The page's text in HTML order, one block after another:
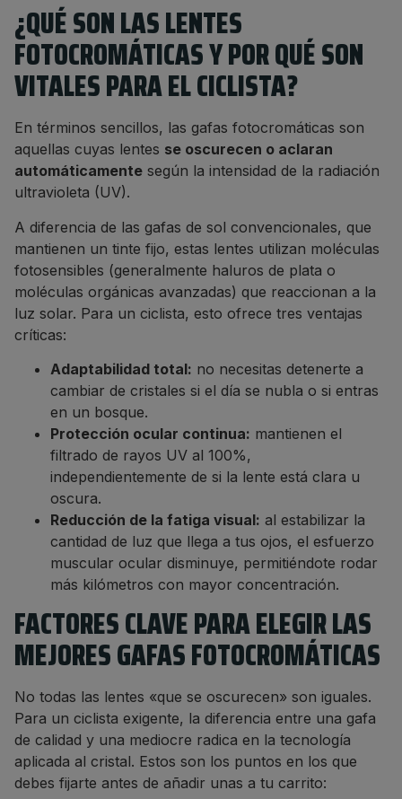
¿QUÉ SON LAS LENTES
FOTOCROMÁTICAS Y POR QUÉ SON
VITALES PARA EL CICLISTA?
En términos sencillos, las gafas fotocromáticas son
aquellas cuyas lentes se oscurecen o aclaran
automáticamente según la intensidad de la radiación
ultravioleta (UV).
A diferencia de las gafas de sol convencionales, que
mantienen un tinte fijo, estas lentes utilizan moléculas
fotosensibles (generalmente haluros de plata o
moléculas orgánicas avanzadas) que reaccionan a la
luz solar. Para un ciclista, esto ofrece tres ventajas
críticas:
Adaptabilidad total: no necesitas detenerte a
cambiar de cristales si el día se nubla o si entras
en un bosque.
Protección ocular continua: mantienen el
filtrado de rayos UV al 100%,
independientemente de si la lente está clara u
oscura.
Reducción de la fatiga visual: al estabilizar la
cantidad de luz que llega a tus ojos, el esfuerzo
muscular ocular disminuye, permitiéndote rodar
más kilómetros con mayor concentración.
FACTORES CLAVE PARA ELEGIR LAS
MEJORES GAFAS FOTOCROMÁTICAS
No todas las lentes «que se oscurecen» son iguales.
Para un ciclista exigente, la diferencia entre una gafa
de calidad y una mediocre radica en la tecnología
aplicada al cristal. Estos son los puntos en los que
debes fijarte antes de añadir unas a tu carrito: